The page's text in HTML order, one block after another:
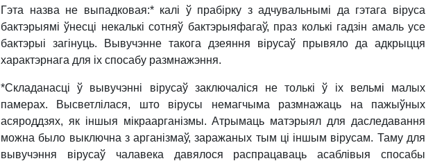
Гэта назва не выпадковая:* калі ў прабірку з адчувальнымі да гэтага віруса
бактэрыямі ўнесці некалькі сотняў бактэрыяфагаў, праз колькі гадзін амаль усе
бактэрыі загінуць. Вывучэнне такога дзеяння вірусаў прывяло да адкрыцця
характэрнага для іх спосабу размнажэння.
*Складанасці ў вывучэнні вірусаў заключаліся не толькі ў іх вельмі малых
памерах. Высветлілася, што вірусы немагчыма размнажаць на пажыўных
асяроддзях, як іншыя мікраарганізмы. Атрымаць матэрыял для даследавання
можна было выключна з арганізмаў, заражаных тым ці іншым вірусам. Таму для
вывучэння вірусаў чалавека давялося распрацаваць асаблівыя спосабы